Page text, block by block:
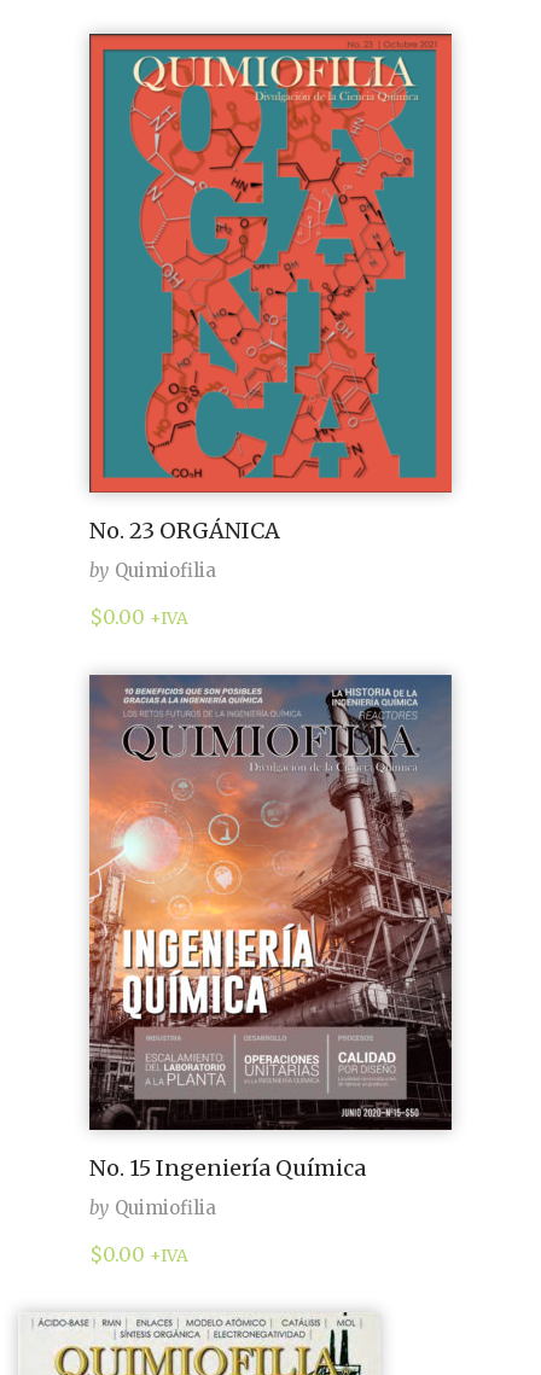
No. 23 ORGÁNICA
by Quimiofilia
$0.00 +IVA
No. 15 Ingeniería Química
by Quimiofilia
$0.00 +IVA